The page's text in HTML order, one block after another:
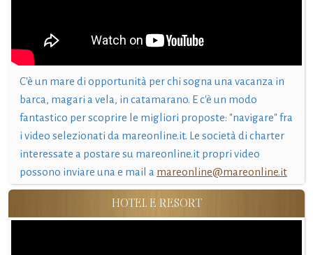
C'è un mare di opportunità per chi sogna una vacanza in
barca, magari a vela, in catamarano. E c'è un modo
fantastico per scoprire le migliori proposte: "navigare" fra
i video selezionati da mareonline.it. Le società di charter
interessate a postare su mareonline.it propri video
possono inviare una e mail a mareonline@mareonline.it
HOTEL E RESORT